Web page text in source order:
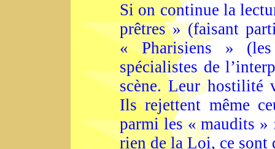
Si on continue la
prêtres » (faisant
« Pharisiens »
spécialistes de
scène. Leur hostilité
Ils rejettent même
parmi les « maudits
rien de la Loi, ce sont